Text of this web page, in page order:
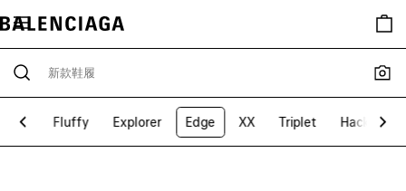
Fluffy Explorer Edge XX Triplet Hacker